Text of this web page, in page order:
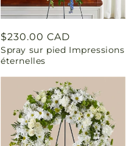
Prix
habituel
$230.00 CAD
Spray sur pied Impressions
éternelles